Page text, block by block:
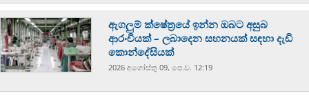
ඇගලුම් ක්ෂේත්‍රයේ ඉන්න ඔබට අසුබ
ආරංචියක් – ලබාදෙන සහනයක් සඳහා දැඩි
කොන්දේසියක්
2026 අගෝස්‍තු 09, පෙ.ව. 12:19